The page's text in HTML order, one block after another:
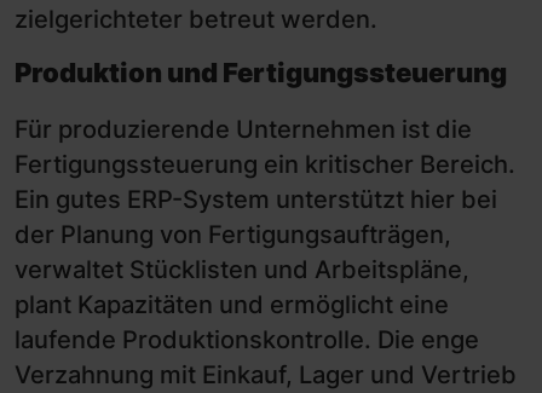
zielgerichteter betreut werden.
Produktion und Fertigungssteuerung
Für produzierende Unternehmen ist die
Fertigungssteuerung ein kritischer Bereich.
Ein gutes ERP-System unterstützt hier bei
der Planung von Fertigungsaufträgen,
verwaltet Stücklisten und Arbeitspläne,
plant Kapazitäten und ermöglicht eine
laufende Produktionskontrolle. Die enge
Verzahnung mit Einkauf, Lager und Vertrieb